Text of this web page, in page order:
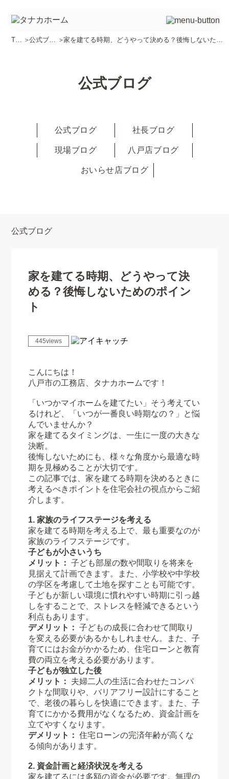
TO ＞公式ブロ ＞家を建てる時期、どうやって決める？後悔しないため
公式ブログ
公式ブログ 社長ブログ
現場ブログ 八戸店ブログ
おいらせ店ブログ
公式ブログ
家を建てる時期、どうやって決
める？後悔しないためのポイン
ト
445views
こんにちは！
八戸市の工務店、タナカホームです！
「いつかマイホームを建てたい」そう考えてい
るけれど、「いつが一番良い時期なの？」と悩
んでいませんか？
家を建てるタイミングは、一生に一度の大きな
決断。
後悔しないためにも、様々な角度から最適な時
期を見極めることが大切です。
この記事では、家を建てる時期を決めるときに
考えるべきポイントを住宅会社の視点からご紹
介します。
1. 家族のライフステージを考える
家を建てる時期を考える上で、最も重要なのが
家族のライフステージです。
子どもが小さいうち
メリット： 子ども部屋の数や間取りを将来を
見据えて計画できます。また、小学校や中学校
の学区を考慮して土地を探すことも可能です。
子どもが新しい環境に慣れやすい時期に引っ越
しをすることで、ストレスを軽減できるという
利点もあります。
デメリット： 子どもの成長に合わせて間取り
を変える必要があるかもしれません。また、子
育てにはお金がかかるため、住宅ローンと教育
費の両立を考える必要があります。
子どもが独立した後
メリット：
夫婦二人の生活に合わせたコンパ
クトな間取りや、バリアフリー設計にすること
で、老後の暮らしを快適にできます。また、子
育てにかかる費用がなくなるため、資金計画を
立てやすくなります。
デメリット： 住宅ローンの完済年齢が高くな
る傾向があります。
2. 資金計画と経済状況を考える
家を建てるには多額の資金が必要です。無理の